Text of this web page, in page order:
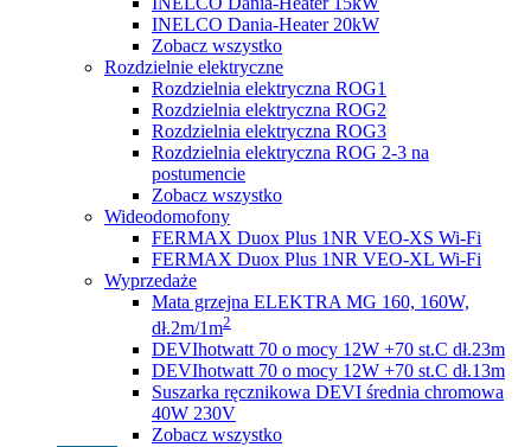
INELCO Dania-Heater 20kW
Zobacz wszystko
Rozdzielnie elektryczne
Rozdzielnia elektryczna ROG1
Rozdzielnia elektryczna ROG2
Rozdzielnia elektryczna ROG3
Rozdzielnia elektryczna ROG 2-3 na
postumencie
Zobacz wszystko
Wideodomofony
FERMAX Duox Plus 1NR VEO-XS Wi-Fi
FERMAX Duox Plus 1NR VEO-XL Wi-Fi
Wyprzedaże
Mata grzejna ELEKTRA MG 160, 160W,
dł.2m/1m2
DEVIhotwatt 70 o mocy 12W +70 st.C dł.23m
DEVIhotwatt 70 o mocy 12W +70 st.C dł.13m
Suszarka ręcznikowa DEVI średnia chromowa
40W 230V
Zobacz wszystko